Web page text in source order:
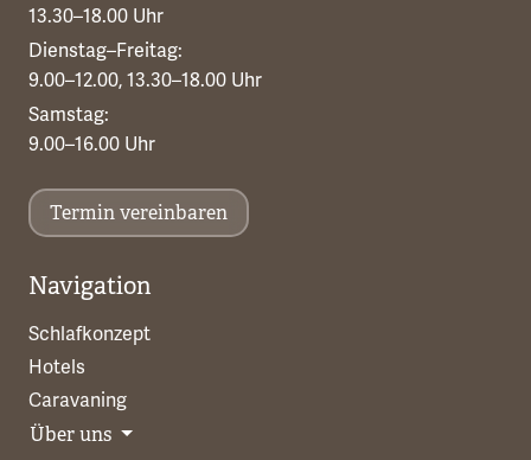
13.30–18.00 Uhr
Dienstag–Freitag:
9.00–12.00, 13.30–18.00 Uhr
Samstag:
9.00–16.00 Uhr
Termin vereinbaren
Navigation
Schlafkonzept
Hotels
Caravaning
Über uns